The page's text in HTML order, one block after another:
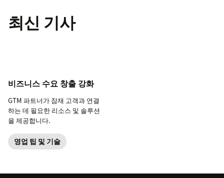
최신 기사
비즈니스 수요 창출 강화
GTM 파트너가 잠재 고객과 연결
하는 데 필요한 리소스 및 솔루션
을 제공합니다.
영업 팁 및 기술